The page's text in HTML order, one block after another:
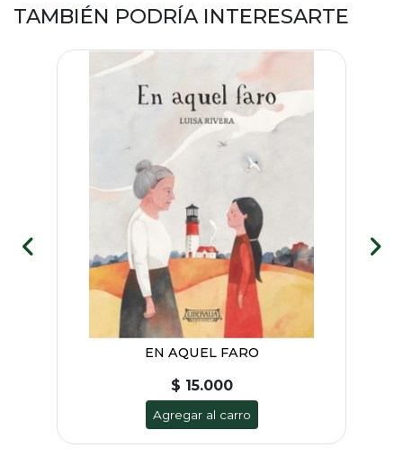
TAMBIÉN PODRÍA INTERESARTE
EN AQUEL FARO
$ 15.000
Agregar al carro